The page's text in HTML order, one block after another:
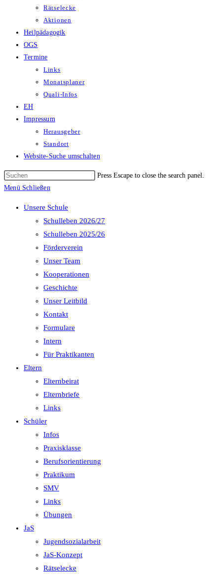
Rätselecke
Aktionen
Heilpädagogik
OGS
Termine
Links
Monatsplaner
Quali-Infos
EH
Impressum
Herausgeber
Standort
Website-Suche umschalten
Press Escape to close the search panel.
Menü Schließen
Unsere Schule
Schulleben 2026/27
Schulleben 2025/26
Förderverein
Unser Team
Kooperationen
Geschichte
Unser Leitbild
Kontakt
Formulare
Intern
Für Praktikanten
Eltern
Elternbeirat
Elternbriefe
Links
Schüler
Infos
Praxisklasse
Berufsorientierung
Praktikum
SMV
Links
Übungen
JaS
Jugendsozialarbeit
JaS-Konzept
Rätselecke